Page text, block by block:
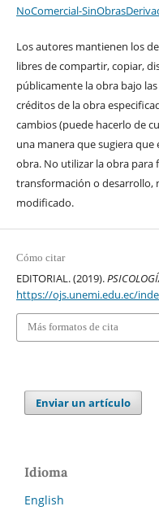
NoComercial-
Los autores mantienen los
libres de compartir, copiar,
públicamente la obra bajo
créditos de la obra
cambios (puede hacerlo de
una manera que sugiera que
obra. No utilizar la obra para
transformación o desarrollo,
modificado.
Cómo citar
EDITORIAL. (2019).
https://ojs.unemi.edu.ec/
Más formatos de cita
Enviar un artículo
Idioma
English